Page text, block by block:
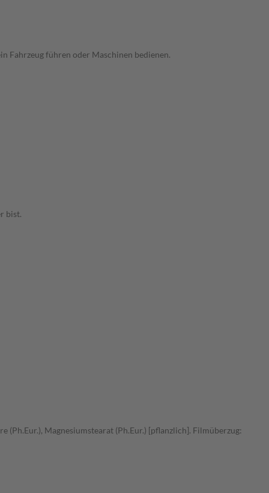
Fahrzeug führen oder Maschinen bedienen.
bist.
Magnesiumstearat (Ph.Eur.) [pflanzlich]. Filmüberzug: